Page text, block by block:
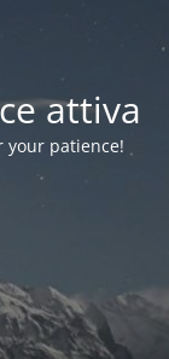
attiva
your patience!